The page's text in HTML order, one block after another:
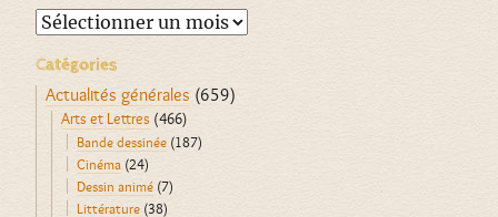
Archives
Catégories
Actualités générales (659)
Arts et Lettres (466)
Bande dessinée (187)
Cinéma (24)
Dessin animé (7)
Littérature (38)